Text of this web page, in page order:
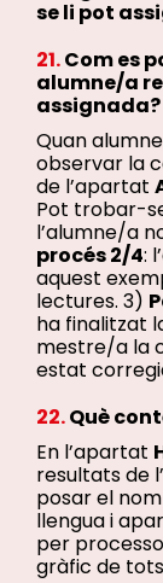
se li pot
21.Com es
alumne/a
assignada?
Quan
observar la
de l’apartat
Pot trobar-
l’alumne/a
procés 2/4:
aquest
lectures. 3)
ha finalitzat
mestre/a la
estat
22.Què
En l’apartat
resultats de
posar el
llengua i
per
gràfic de